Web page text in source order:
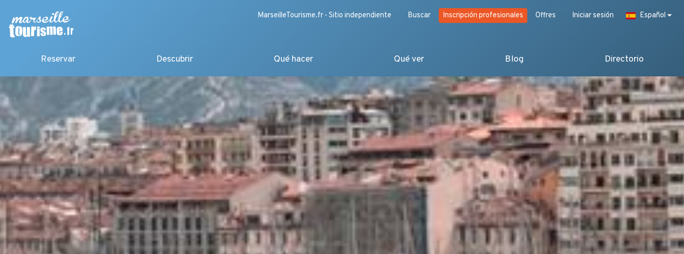
MarseilleTourisme.fr - Sitio independiente Buscar Inscripción profesionales Offres Iniciar sesión Español
Reservar Descubrir Qué hacer Qué ver Blog Directorio